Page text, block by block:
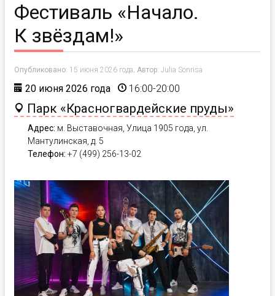
Фестиваль «Начало.
К звёздам!»
Опубликовано: 15 июня 2026 года; Автор: Julia Sonrisa
20 июня 2026 года 16:00-20:00
Парк «Красногвардейские пруды»
Адрес: м. Выставочная, Улица 1905 года, ул.
Мантулинская, д. 5
Телефон: +7 (499) 256-13-02